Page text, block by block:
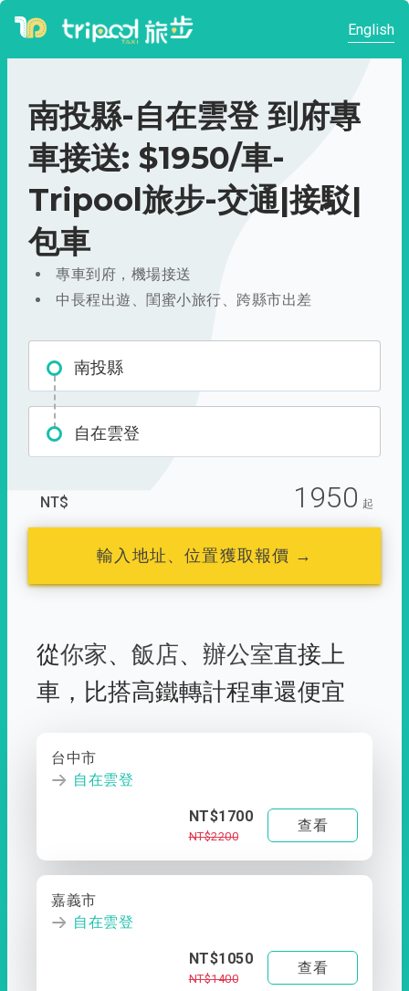
English
南投縣-自在雲登 到府專
車接送: $1950/車-
Tripool旅步-交通|接駁|
包車
專車到府，機場接送
中長程出遊、閨蜜小旅行、跨縣市出差
南投縣
自在雲登
NT$ 1950 起
輸入地址、位置獲取報價 →
從你家、 飯店、 辦公室直接上
車， 比搭高鐵轉計程車還便宜
台中市
自在雲登
NT$1700
NT$2200
查看
嘉義市
自在雲登
NT$1050
NT$1400
查看